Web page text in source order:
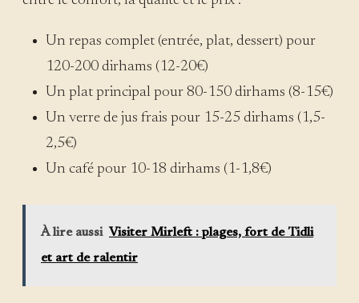
Un repas complet (entrée, plat, dessert) pour
120-200 dirhams (12-20€)
Un plat principal pour 80-150 dirhams (8-15€)
Un verre de jus frais pour 15-25 dirhams (1,5-
2,5€)
Un café pour 10-18 dirhams (1-1,8€)
À lire aussi Visiter Mirleft : plages, fort de Tidli
et art de ralentir